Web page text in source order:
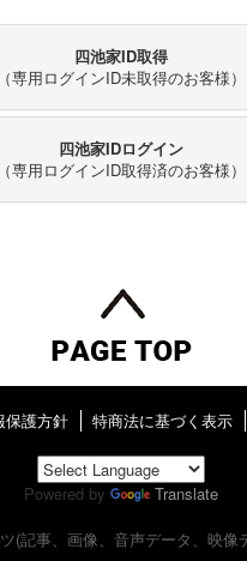
四池家ID取得
（専用ログインID未取得のお客様）
四池家IDログイン
（専用ログインID取得済のお客様）
保護方針 特商法に基づく表示
Powered by
Translate
(記事、画像、音声データ、映像